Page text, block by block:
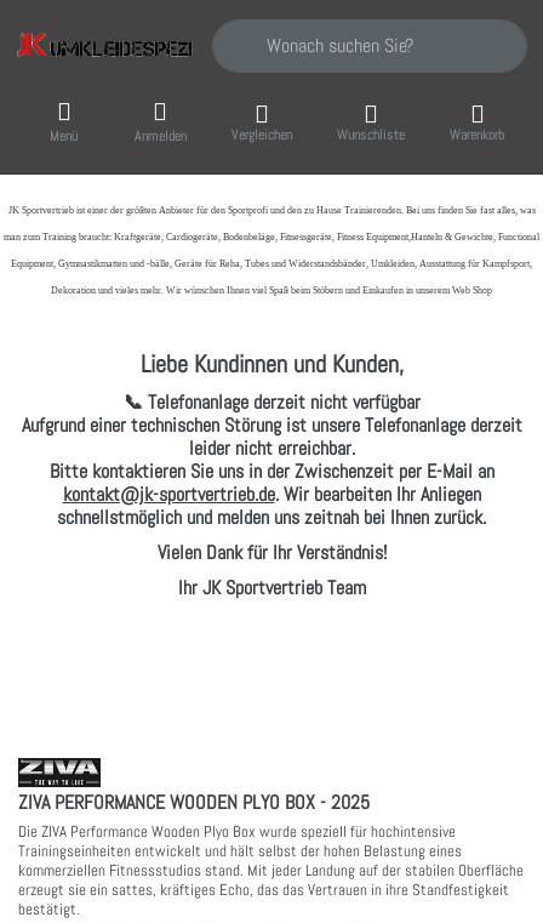
Geben Sie einen Suchbegriff ein. Während
Menü Anmelden Vergleichen Wunschliste Warenkorb
JK Sportvertrieb ist einer der größten Anbieter für den Sportprofi und den zu Hause Trainierenden. Bei uns finden Sie fast alles, was
man zum Training braucht: Kraftgeräte, Cardiogeräte, Bodenbeläge, Fitnessgeräte, Fitness Equipment,Hanteln & Gewichte, Functional
Equipment, Gymnastikmatten und -bälle, Geräte für Reha, Tubes und Widerstandsbänder, Umkleiden, Ausstattung für Kampfsport,
Dekoration und vieles mehr. Wir wünschen Ihnen viel Spaß beim Stöbern und Einkaufen in unserem Web Shop
Liebe Kundinnen und Kunden,
📞 Telefonanlage derzeit nicht verfügbar
Aufgrund einer technischen Störung ist unsere Telefonanlage derzeit
leider nicht erreichbar.
Bitte kontaktieren Sie uns in der Zwischenzeit per E-Mail an
kontakt@jk-sportvertrieb.de. Wir bearbeiten Ihr Anliegen
schnellstmöglich und melden uns zeitnah bei Ihnen zurück.
Vielen Dank für Ihr Verständnis!
Ihr JK Sportvertrieb Team
ZIVA PERFORMANCE WOODEN PLYO BOX - 2025
Die ZIVA Performance Wooden Plyo Box wurde speziell für hochintensive
Trainingseinheiten entwickelt und hält selbst der hohen Belastung eines
kommerziellen Fitnessstudios stand. Mit jeder Landung auf der stabilen Oberfläche
erzeugt sie ein sattes, kräftiges Echo, das das Vertrauen in ihre Standfestigkeit
bestätigt.